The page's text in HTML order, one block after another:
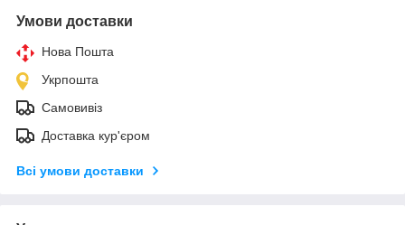
Умови доставки
Нова Пошта
Укрпошта
Самовивіз
Доставка кур'єром
Всі умови доставки